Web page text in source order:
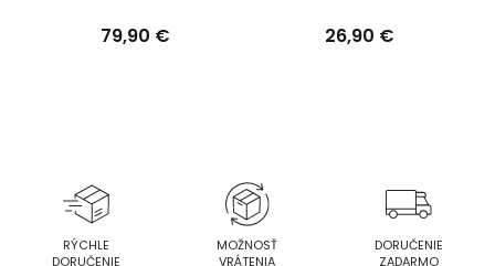
79,90 € 26,90 €
RÝCHLE
DORUČENIE
MOŽNOSŤ
VRÁTENIA
DORUČENIE
ZADARMO